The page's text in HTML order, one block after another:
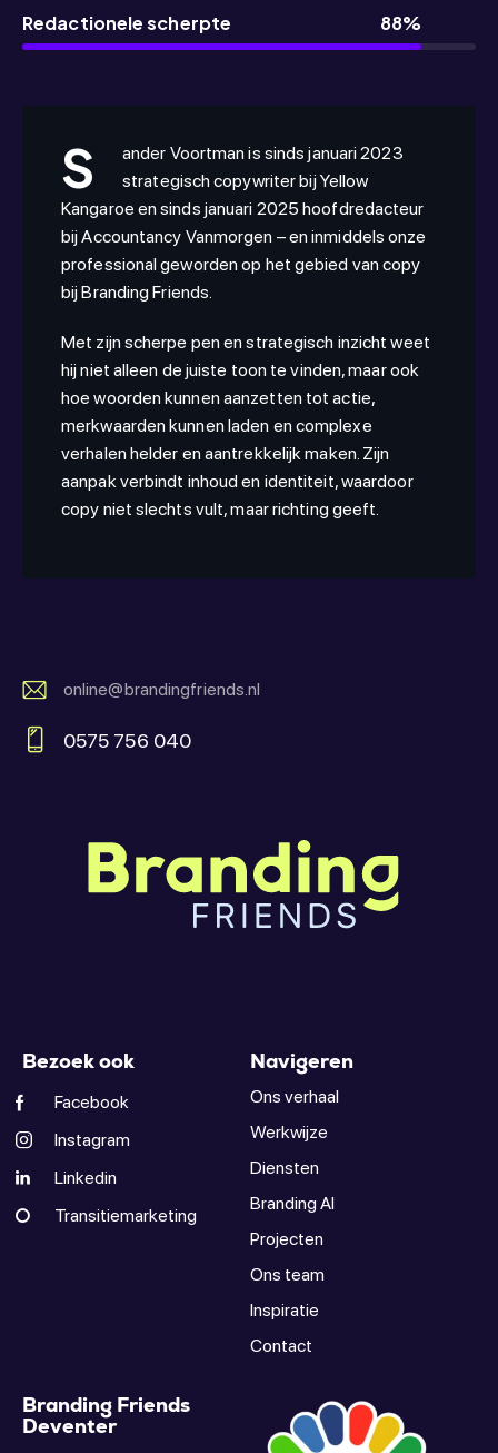
Redactionele scherpte 88%
S
ander Voortman is sinds januari 2023
strategisch copywriter bij Yellow
Kangaroe en sinds januari 2025 hoofdredacteur
bij Accountancy Vanmorgen – en inmiddels onze
professional geworden op het gebied van copy
bij Branding Friends.
Met zijn scherpe pen en strategisch inzicht weet
hij niet alleen de juiste toon te vinden, maar ook
hoe woorden kunnen aanzetten tot actie,
merkwaarden kunnen laden en complexe
verhalen helder en aantrekkelijk maken. Zijn
aanpak verbindt inhoud en identiteit, waardoor
copy niet slechts vult, maar richting geeft.
E-
m
online@brandingfriends.nl
0575 756 040
Bezoek ook
Facebook
Instagram
Linkedin
Transitiemarketing
Navigeren
Ons verhaal
Werkwijze
Diensten
Branding AI
Projecten
Ons team
Inspiratie
Contact
Branding Friends
Deventer